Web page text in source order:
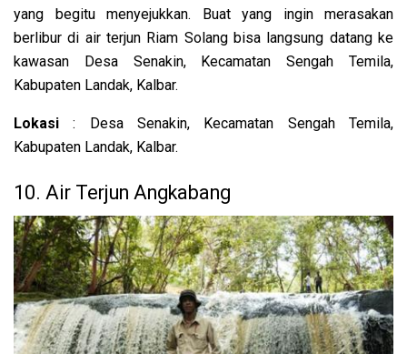
yang begitu menyejukkan. Buat yang ingin merasakan
berlibur di air terjun Riam Solang bisa langsung datang ke
kawasan Desa Senakin, Kecamatan Sengah Temila,
Kabupaten Landak, Kalbar.
Lokasi : Desa Senakin, Kecamatan Sengah Temila,
Kabupaten Landak, Kalbar.
10. Air Terjun Angkabang